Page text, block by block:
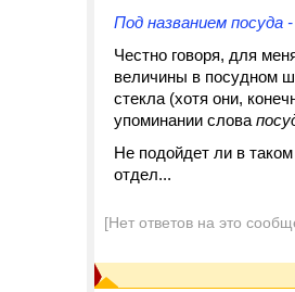
Под названием посуда
Честно говоря, для
величины в посудном
стекла (хотя они,
упоминании слова
Не подойдет ли в
отдел...
[Нет ответов на это